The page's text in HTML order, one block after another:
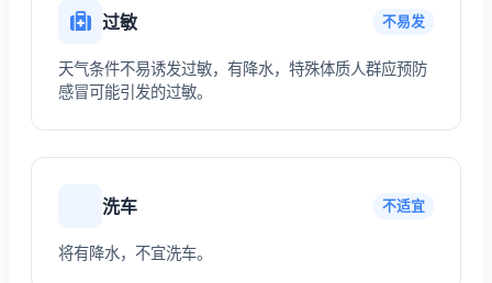
过敏 不易发
天气条件不易诱发过敏，有降水，特殊体质人群应预防
感冒可能引发的过敏。
洗车 不适宜
将有降水，不宜洗车。